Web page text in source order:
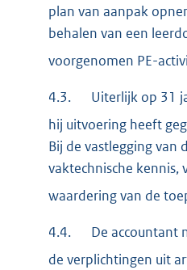
plan van aanpak
behalen van een
voorgenomen PE-
4.3. Uiterlijk op 31
hij uitvoering heeft
Bij de vastlegging van
vaktechnische kennis,
waardering van de
4.4. De accountant
de verplichtingen uit